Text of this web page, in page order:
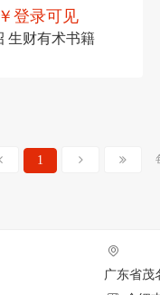
￥登录可见
创业有招 生财有术书籍
1
广东省茂